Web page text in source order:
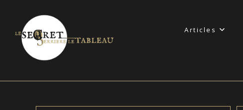
content
Articles